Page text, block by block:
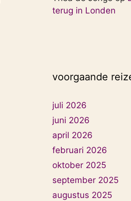
terug in Londen
voorgaande
juli 2026
juni 2026
april 2026
februari 2026
oktober 2025
september 2025
augustus 2025